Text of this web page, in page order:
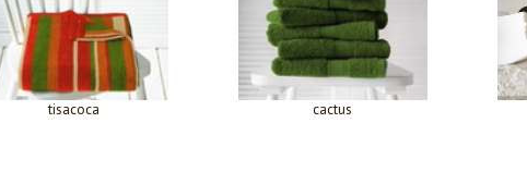
tisacoca cactus